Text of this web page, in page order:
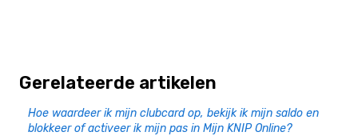
Gerelateerde artikelen
Hoe waardeer ik mijn clubcard op, bekijk ik mijn saldo en
blokkeer of activeer ik mijn pas in Mijn KNIP Online?